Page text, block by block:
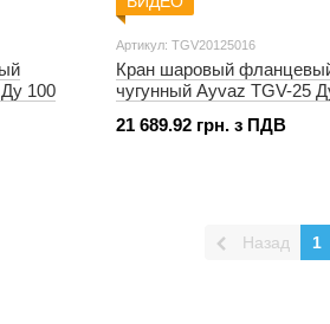
100
Артикул: TGV20125016
Кран шаровый
чугунный Ayvaz TGV-25
21 689.92 грн. з ПДВ
Назад 1